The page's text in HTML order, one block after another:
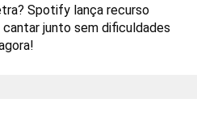
Spotify lança recurso
junto sem dificuldades